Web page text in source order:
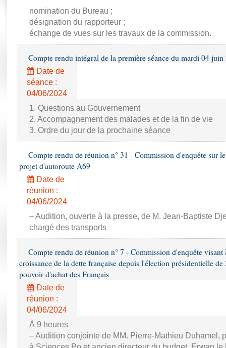
Rapports législatifs
Rapports sur l'application des lois
Baromètre de l’application des lois
Dossiers législatifs
Budget et sécurité sociale
Questions écrites et orales
Comptes rendus des débats
nomination du Bureau ;
désignation du rapporteur ;
échange de vues sur les travaux de la commission.
Compte rendu intégral de la première séance du mardi 04 juin
Date de
séance :
04/06/2024
1. Questions au Gouvernement
2. Accompagnement des malades et de la fin de vie
3. Ordre du jour de la prochaine séance
Compte rendu de réunion n° 31 - Commission d'enquête sur
projet d'autoroute A69
Date de
réunion :
04/06/2024
– Audition, ouverte à la presse, de M. Jean-Baptiste
chargé des transports
Compte rendu de réunion n° 7 - Commission d'enquête
croissance de la dette française depuis l'élection présidentielle de
pouvoir d'achat des Français
Date de
réunion :
04/06/2024
À 9 heures
– Audition conjointe de MM. Pierre-Mathieu Duhamel,